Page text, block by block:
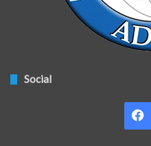
Social